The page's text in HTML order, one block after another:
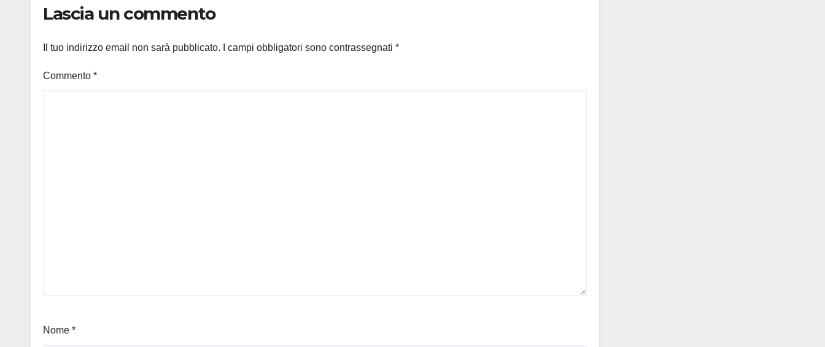
Lascia un commento
Il tuo indirizzo email non sarà pubblicato. I campi obbligatori sono contrassegnati *
Commento *
Nome *